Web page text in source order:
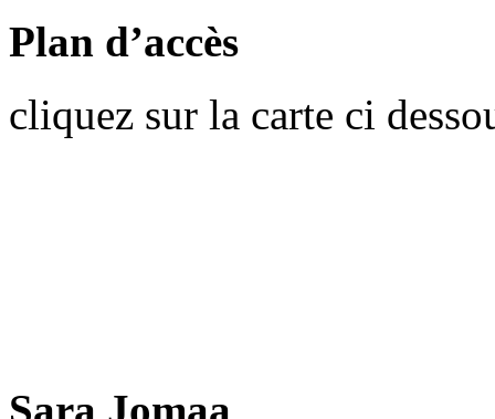
Plan d’accès
cliquez sur la carte ci
Sara Jomaa